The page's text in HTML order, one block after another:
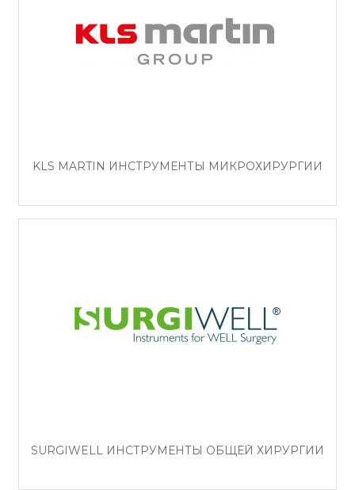
KLS MARTIN ИНСТРУМЕНТЫ МИКРОХИРУРГИИ
SURGIWELL ИНСТРУМЕНТЫ ОБЩЕЙ ХИРУРГИИ